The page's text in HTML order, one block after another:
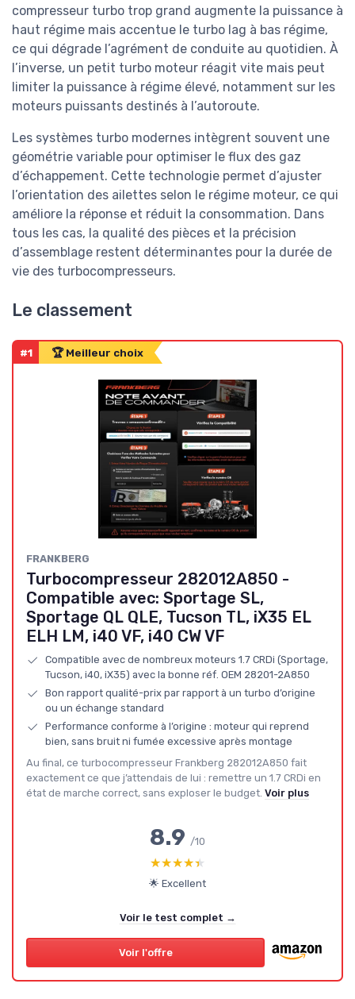
compresseur turbo trop grand augmente la puissance à
haut régime mais accentue le turbo lag à bas régime,
ce qui dégrade l’agrément de conduite au quotidien. À
l’inverse, un petit turbo moteur réagit vite mais peut
limiter la puissance à régime élevé, notamment sur les
moteurs puissants destinés à l’autoroute.
Les systèmes turbo modernes intègrent souvent une
géométrie variable pour optimiser le flux des gaz
d’échappement. Cette technologie permet d’ajuster
l’orientation des ailettes selon le régime moteur, ce qui
améliore la réponse et réduit la consommation. Dans
tous les cas, la qualité des pièces et la précision
d’assemblage restent déterminantes pour la durée de
vie des turbocompresseurs.
Le classement
#1 🏆 Meilleur choix
‎FRANKBERG
Turbocompresseur 282012A850 -
Compatible avec: Sportage SL,
Sportage QL QLE, Tucson TL, iX35 EL
ELH LM, i40 VF, i40 CW VF
Compatible avec de nombreux moteurs 1.7 CRDi (Sportage,
Tucson, i40, iX35) avec la bonne réf. OEM 28201-2A850
Bon rapport qualité-prix par rapport à un turbo d’origine
ou un échange standard
Performance conforme à l’origine : moteur qui reprend
bien, sans bruit ni fumée excessive après montage
Au final, ce turbocompresseur Frankberg 282012A850 fait
exactement ce que j’attendais de lui : remettre un 1.7 CRDi en
état de marche correct, sans exploser le budget. Voir plus
8.9 /10
★★★★★
★★★★★
🌟 Excellent
Voir le test complet →
Voir l'offre